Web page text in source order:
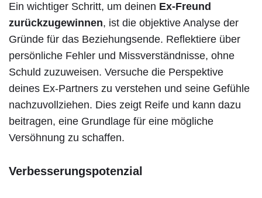
Ein wichtiger Schritt, um deinen Ex-Freund
zurückzugewinnen, ist die objektive Analyse der
Gründe für das Beziehungsende. Reflektiere über
persönliche Fehler und Missverständnisse, ohne
Schuld zuzuweisen. Versuche die Perspektive
deines Ex-Partners zu verstehen und seine Gefühle
nachzuvollziehen. Dies zeigt Reife und kann dazu
beitragen, eine Grundlage für eine mögliche
Versöhnung zu schaffen.
Verbesserungspotenzial